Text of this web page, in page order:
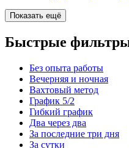
Показать ещё
Быстрые
Без опыта работы
Вечерняя и ночная
Вахтовый метод
График 5/2
Гибкий график
Два через два
За последние три дня
За сутки